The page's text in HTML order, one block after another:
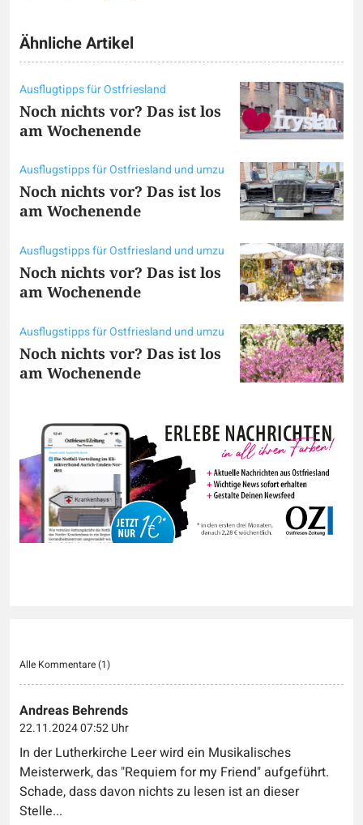
Ähnliche Artikel
Ausflugtipps für Ostfriesland
Noch nichts vor? Das ist los
am Wochenende
Ausflugstipps für Ostfriesland und umzu
Noch nichts vor? Das ist los
am Wochenende
Ausflugstipps für Ostfriesland und umzu
Noch nichts vor? Das ist los
am Wochenende
Ausflugstipps für Ostfriesland und umzu
Noch nichts vor? Das ist los
am Wochenende
Alle Kommentare (1)
Andreas Behrends
22.11.2024 07:52 Uhr
In der Lutherkirche Leer wird ein Musikalisches
Meisterwerk, das "Requiem for my Friend" aufgeführt.
Schade, dass davon nichts zu lesen ist an dieser
Stelle...